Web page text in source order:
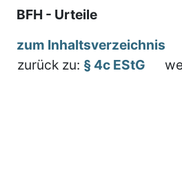
BFH - Urteile
zum Inhaltsverzeichnis
zurück zu: § 4c EStG